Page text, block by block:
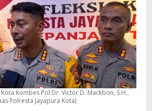
Kombes Pol Dr. Victor D. Mackbon, S.H.,
Polresta Jayapura Kota)